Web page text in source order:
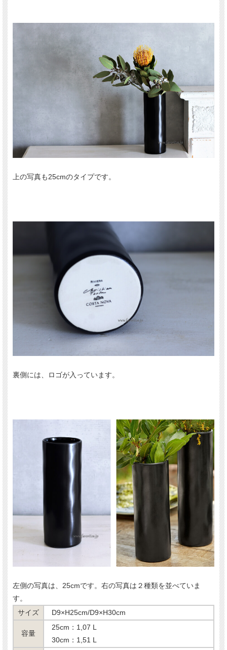
上の写真も25cmのタイプです。
裏側には、ロゴが入っています。
左側の写真は、25cmです。右の写真は２種類を並べていま
す。
サイズ
D9×H25cm/D9×H30cm
容量
25cm：1,07 L
30cm：1,51 L